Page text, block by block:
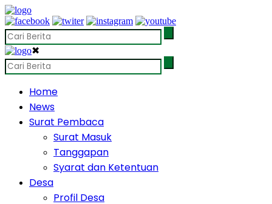
✖
Home
News
Surat Pembaca
Surat Masuk
Tanggapan
Syarat dan Ketentuan
Desa
Profil Desa